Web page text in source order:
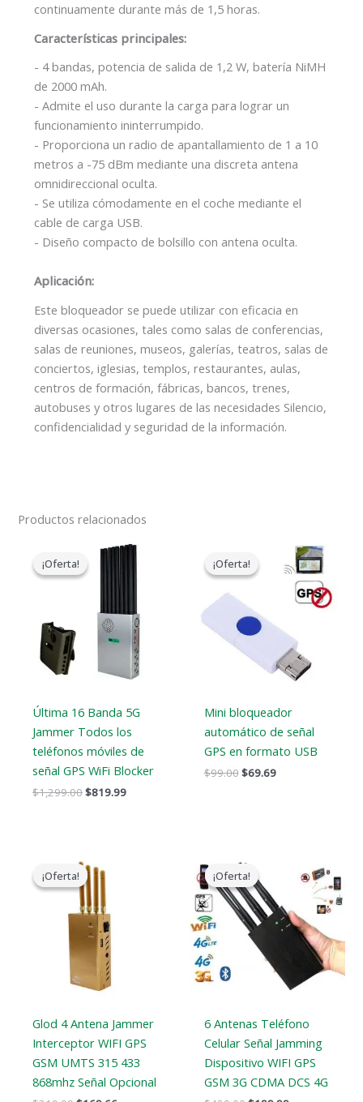
continuamente durante más de 1,5 horas.
Características principales:
- 4 bandas, potencia de salida de 1,2 W, batería NiMH
de 2000 mAh.
- Admite el uso durante la carga para lograr un
funcionamiento ininterrumpido.
- Proporciona un radio de apantallamiento de 1 a 10
metros a -75 dBm mediante una discreta antena
omnidireccional oculta.
- Se utiliza cómodamente en el coche mediante el
cable de carga USB.
- Diseño compacto de bolsillo con antena oculta.
Aplicación:
Este bloqueador se puede utilizar con eficacia en
diversas ocasiones, tales como salas de conferencias,
salas de reuniones, museos, galerías, teatros, salas de
conciertos, iglesias, templos, restaurantes, aulas,
centros de formación, fábricas, bancos, trenes,
autobuses y otros lugares de las necesidades Silencio,
confidencialidad y seguridad de la información.
Productos relacionados
¡Oferta!
¡Oferta!
Última 16 Banda 5G
Jammer Todos los
teléfonos móviles de
señal GPS WiFi Blocker
$1,299.00
original
$819.99
El
¡Oferta!
¡Oferta!
Mini bloqueador
automático de señal
GPS en formato USB
$99.00
original
$69.69
precio
actual
$69.69.
¡Oferta!
¡Oferta!
Glod 4 Antena Jammer
Interceptor WIFI GPS
GSM UMTS 315 433
868mhz Señal Opcional
precio
original
era:
$319.00.
¡Oferta!
¡Oferta!
6 Antenas Teléfono
Celular Señal Jamming
Dispositivo WIFI GPS
GSM 3G CDMA DCS 4G
original
era:
$429.00.
precio
actual
$199.99.